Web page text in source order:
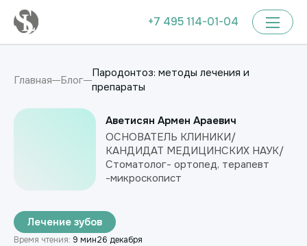
+7 495 114-01-04
Главная Блог
Пародонтоз: методы лечения и
препараты
Лечение зубов
Время чтения: 9 мин26 декабря
Аветисян Армен Араевич
ОСНОВАТЕЛЬ КЛИНИКИ/
КАНДИДАТ МЕДИЦИНСКИХ НАУК/
Стоматолог- ортопед, терапевт
-микроскопист